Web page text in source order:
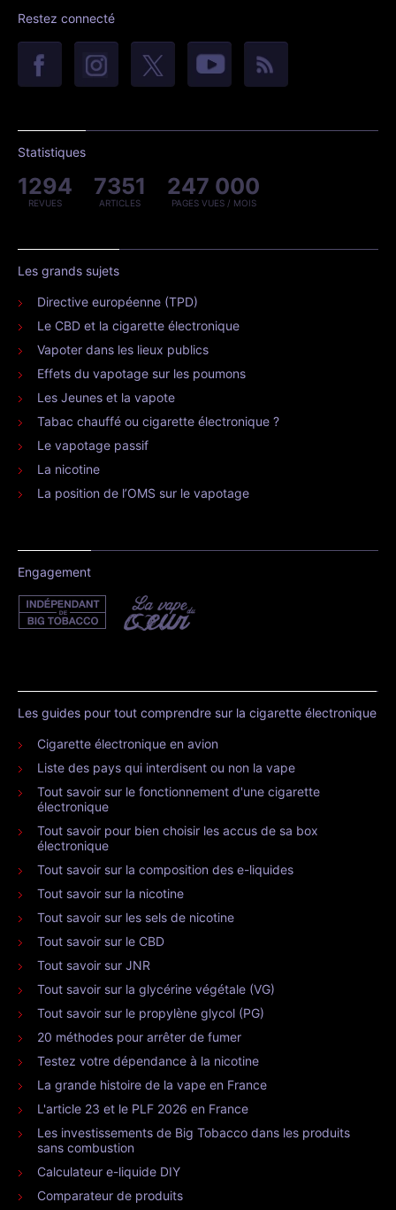
Restez connecté
Statistiques
1294
REVUES
7351
ARTICLES
247 000
PAGES VUES / MOIS
Les grands sujets
Directive européenne (TPD)
Le CBD et la cigarette électronique
Vapoter dans les lieux publics
Effets du vapotage sur les poumons
Les Jeunes et la vapote
Tabac chauffé ou cigarette électronique ?
Le vapotage passif
La nicotine
La position de l’OMS sur le vapotage
Engagement
Les guides pour tout comprendre sur la cigarette électronique
Cigarette électronique en avion
Liste des pays qui interdisent ou non la vape
Tout savoir sur le fonctionnement d'une cigarette
électronique
Tout savoir pour bien choisir les accus de sa box
électronique
Tout savoir sur la composition des e-liquides
Tout savoir sur la nicotine
Tout savoir sur les sels de nicotine
Tout savoir sur le CBD
Tout savoir sur JNR
Tout savoir sur la glycérine végétale (VG)
Tout savoir sur le propylène glycol (PG)
20 méthodes pour arrêter de fumer
Testez votre dépendance à la nicotine
La grande histoire de la vape en France
L'article 23 et le PLF 2026 en France
Les investissements de Big Tobacco dans les produits
sans combustion
Calculateur e-liquide DIY
Comparateur de produits